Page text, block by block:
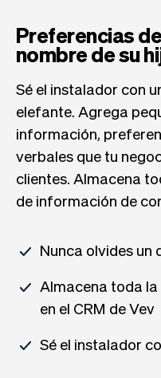
Preferencias
nombre de su
Sé el instalador con
elefante. Agrega
información,
verbales que tu
clientes. Almacena
de información de
Nunca olvides un
Almacena toda
en el CRM de Vev
Sé el instalador